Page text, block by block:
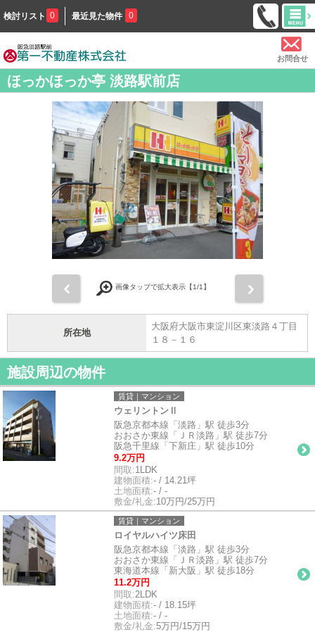
検討リスト 0 最近見た物件 0
お問合せ
ほっかほっか亭 淡路駅前店
画像タップで拡大表示【1/1】
所在地
大阪府大阪市東淀川区東淡路４丁目
１８－１６
施設周辺の物件
賃貸｜マンション
ウェリントンⅡ
阪急京都本線「淡路」駅 徒歩3分
おおさか東線「ＪＲ淡路」駅 徒歩7分
阪急千里線「下新庄」駅 徒歩10分
9.2万円
間取:1LDK
建物面積:- / 14.21坪
土地面積:- / -
敷金/礼金:10万円/25万円
賃貸｜マンション
ロイヤルハイツ床田
阪急京都本線「淡路」駅 徒歩3分
おおさか東線「ＪＲ淡路」駅 徒歩7分
東海道本線「新大阪」駅 徒歩18分
11.2万円
間取:2LDK
建物面積:- / 18.15坪
土地面積:- / -
敷金/礼金:5万円/15万円